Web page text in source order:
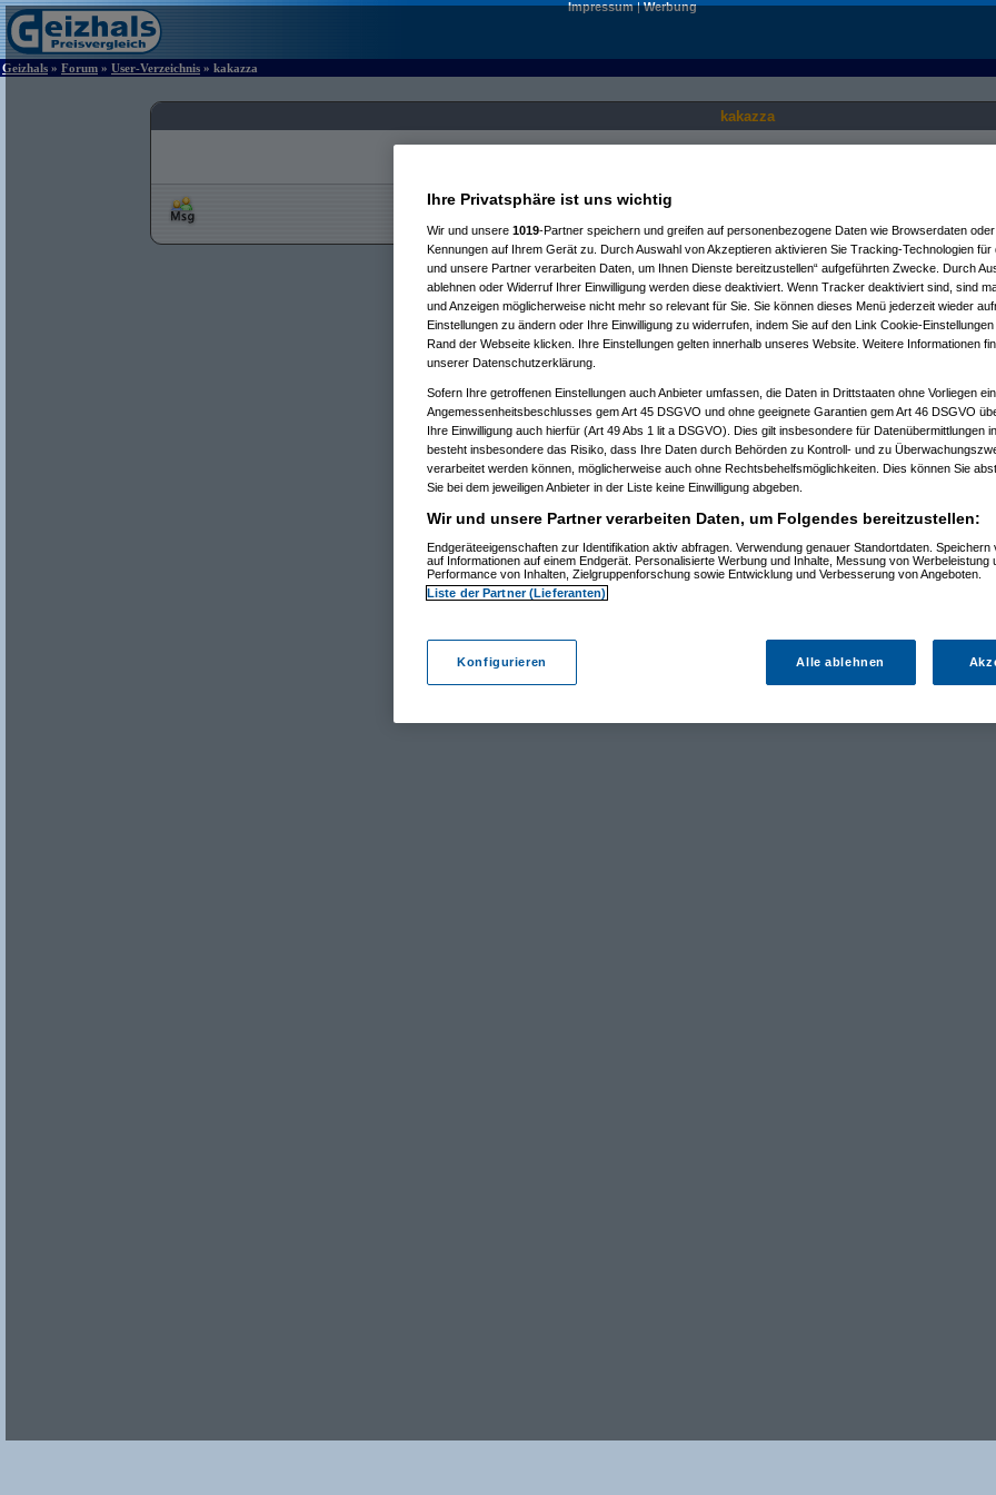
Impressum|Werbung
Geizhals » Forum » User-Verzeichnis » kakazza
kakazza
Ihre Privatsphäre ist uns wichtig
Wir und unsere 1019-Partner speichern und greifen auf personenbezogene Daten wie Browserdaten
Kennungen auf Ihrem Gerät zu. Durch Auswahl von Akzeptieren aktivieren Sie Tracking-Technologien für
und unsere Partner verarbeiten Daten, um Ihnen Dienste bereitzustellen“ aufgeführten Zwecke. Durch
ablehnen oder Widerruf Ihrer Einwilligung werden diese deaktiviert. Wenn Tracker deaktiviert sind, sind
und Anzeigen möglicherweise nicht mehr so relevant für Sie. Sie können dieses Menü jederzeit wieder
Einstellungen zu ändern oder Ihre Einwilligung zu widerrufen, indem Sie auf den Link Cookie-
Rand der Webseite klicken. Ihre Einstellungen gelten innerhalb unseres Website. Weitere Informationen
unserer Datenschutzerklärung.
Sofern Ihre getroffenen Einstellungen auch Anbieter umfassen, die Daten in Drittstaaten ohne Vorliegen
Angemessenheitsbeschlusses gem Art 45 DSGVO und ohne geeignete Garantien gem Art 46 DSGVO
Ihre Einwilligung auch hierfür (Art 49 Abs 1 lit a DSGVO). Dies gilt insbesondere für Datenübermittlungen
besteht insbesondere das Risiko, dass Ihre Daten durch Behörden zu Kontroll- und zu
verarbeitet werden können, möglicherweise auch ohne Rechtsbehelfsmöglichkeiten. Dies können Sie
Sie bei dem jeweiligen Anbieter in der Liste keine Einwilligung abgeben.
Wir und unsere Partner verarbeiten Daten, um Folgendes bereitzustellen:
Endgeräteeigenschaften zur Identifikation aktiv abfragen. Verwendung genauer Standortdaten. Speichern
auf Informationen auf einem Endgerät. Personalisierte Werbung und Inhalte, Messung von Werbeleistung
Performance von Inhalten, Zielgruppenforschung sowie Entwicklung und Verbesserung von Angeboten.
Liste der Partner (Lieferanten)
Konfigurieren Alle ablehnen